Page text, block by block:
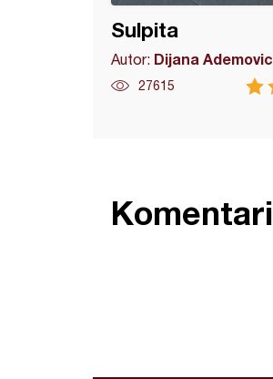
Sulpita
Autor: Dijana Ademovic
27615
Komentari